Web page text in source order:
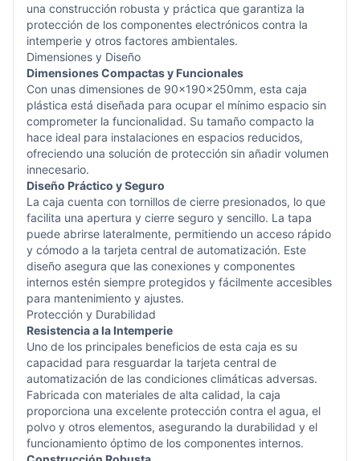
una construcción robusta y práctica que garantiza la
protección de los componentes electrónicos contra la
intemperie y otros factores ambientales.
Dimensiones y Diseño
Dimensiones Compactas y Funcionales
Con unas dimensiones de 90x190x250mm, esta caja
plástica está diseñada para ocupar el mínimo espacio sin
comprometer la funcionalidad. Su tamaño compacto la
hace ideal para instalaciones en espacios reducidos,
ofreciendo una solución de protección sin añadir volumen
innecesario.
Diseño Práctico y Seguro
La caja cuenta con tornillos de cierre presionados, lo que
facilita una apertura y cierre seguro y sencillo. La tapa
puede abrirse lateralmente, permitiendo un acceso rápido
y cómodo a la tarjeta central de automatización. Este
diseño asegura que las conexiones y componentes
internos estén siempre protegidos y fácilmente accesibles
para mantenimiento y ajustes.
Protección y Durabilidad
Resistencia a la Intemperie
Uno de los principales beneficios de esta caja es su
capacidad para resguardar la tarjeta central de
automatización de las condiciones climáticas adversas.
Fabricada con materiales de alta calidad, la caja
proporciona una excelente protección contra el agua, el
polvo y otros elementos, asegurando la durabilidad y el
funcionamiento óptimo de los componentes internos.